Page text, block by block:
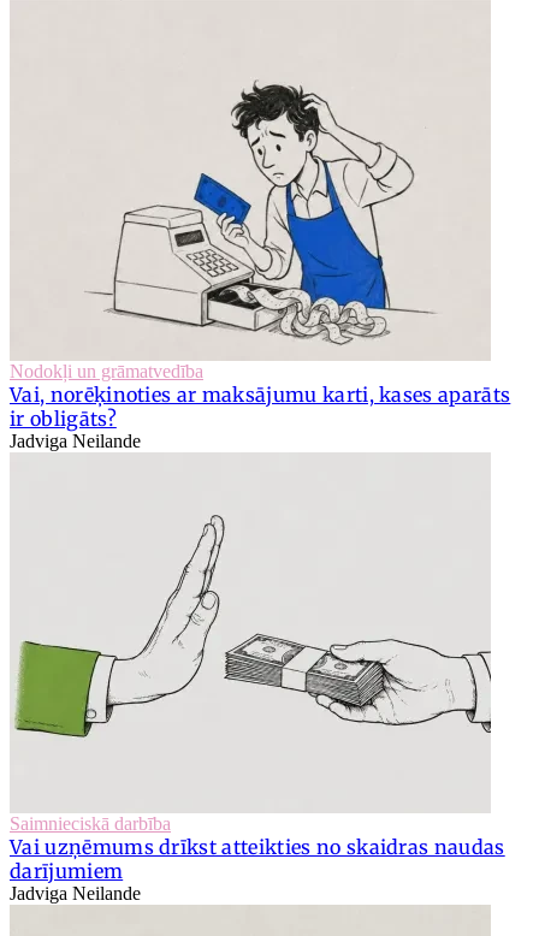
Nodokļi un grāmatvedība
Vai, norēķinoties ar maksājumu karti, kases aparāts
ir obligāts?
Jadviga Neilande
Saimnieciskā darbība
Vai uzņēmums drīkst atteikties no skaidras naudas
darījumiem
Jadviga Neilande